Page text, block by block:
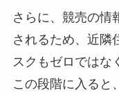
さらに、競売の情
されるため、近隣
スクもゼロではな
この段階に入ると